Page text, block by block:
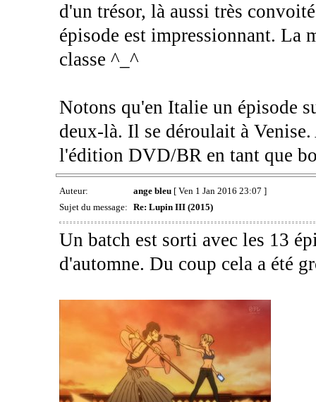
d'un trésor, là aussi très
épisode est impressionnant. La
classe ^_^
Notons qu'en Italie un épisode
deux-là. Il se déroulait à
l'édition DVD/BR en tant que
Auteur: ange bleu[ Ven 1 Jan 2016 23:07 ]
Sujet du message: Re: Lupin III (2015)
Un batch est sorti avec les 13
d'automne. Du coup cela a été